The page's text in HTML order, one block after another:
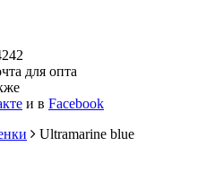
для опта
и в Facebook
Ultramarine blue